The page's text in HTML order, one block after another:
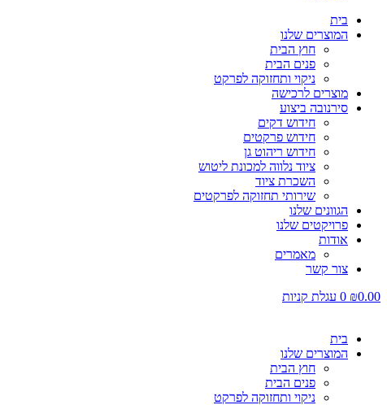
בית
המוצרים שלנו
חוץ הבית
פנים הבית
ניקוי ותחזוקה לפרקט
מוצרים לרכישה
סירנובה ביצוע
חידוש דקים
חידוש פרקטים
חידוש ריהוט גן
ציוד נלווה למכונת ליטוש
השכרת ציוד
שירותי תחזוקה לפרקטים
הגוונים שלנו
פרויקטים שלנו
אודות
מאמרים
צור קשר
₪0.00
0 עגלת קניות
בית
המוצרים שלנו
חוץ הבית
פנים הבית
ניקוי ותחזוקה לפרקט